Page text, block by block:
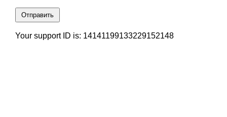
Отправить
Your support ID is: 14141199133229152148